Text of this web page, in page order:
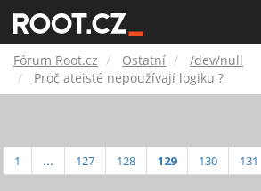
Root.cz
Fórum Root.cz Ostatní
/dev/null
Proč ateisté nepoužívají logiku ?
1 ... 127 128 129 130 131